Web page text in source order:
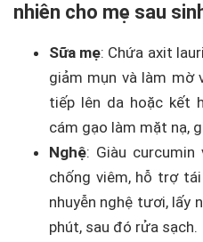
nhiên cho mẹ sau
Sữa mẹ: Chứa axit
giảm mụn và làm
tiếp lên da hoặc kết
cám gạo làm mặt nạ,
Nghệ: Giàu curcumin
chống viêm, hỗ trợ
nhuyễn nghệ tươi, lấy
phút, sau đó rửa sạch.